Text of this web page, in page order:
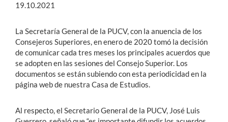
19.10.2021
La Secretaría General de la PUCV, con la anuencia de los
Consejeros Superiores, en enero de 2020 tomó la decisión
de comunicar cada tres meses los principales acuerdos que
se adopten en las sesiones del Consejo Superior. Los
documentos se están subiendo con esta periodicidad en la
página web de nuestra Casa de Estudios.
Al respecto, el Secretario General de la PUCV, José Luis